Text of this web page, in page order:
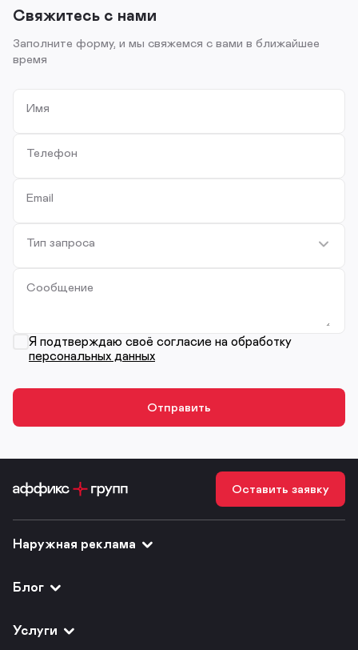
Свяжитесь с нами
Заполните форму, и мы свяжемся с вами в ближайшее
время
Имя
Телефон
Email
Тип запроса
Сообщение
Я подтверждаю своё согласие на обработку
персональных данных
Оставить заявку
Наружная реклама
Блог
Услуги